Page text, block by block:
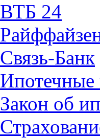
ВТБ 24
Связь-Банк
Закон об